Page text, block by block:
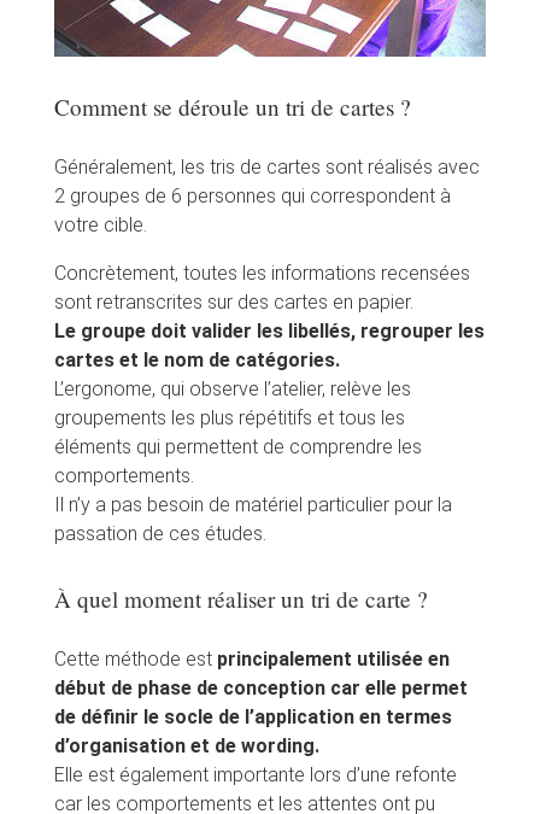
Comment se déroule un tri de cartes ?
Généralement, les tris de cartes sont réalisés avec
2 groupes de 6 personnes qui correspondent à
votre cible.
Concrètement, toutes les informations recensées
sont retranscrites sur des cartes en papier.
Le groupe doit valider les libellés, regrouper les
cartes et le nom de catégories.
L’ergonome, qui observe l’atelier, relève les
groupements les plus répétitifs et tous les
éléments qui permettent de comprendre les
comportements.
Il n’y a pas besoin de matériel particulier pour la
passation de ces études.
À quel moment réaliser un tri de carte ?
Cette méthode estprincipalement utilisée en
début de phase de conception car elle permet
de définir le socle de l’application en termes
d’organisation et de wording.
Elle est également importante lors d’une refonte
car les comportements et les attentes ont pu